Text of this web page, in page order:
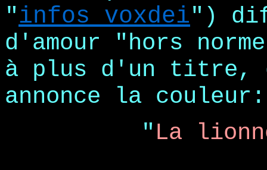
"infos voxdei")
d'amour "hors
à plus d'un titre,
annonce la couleur:
" La